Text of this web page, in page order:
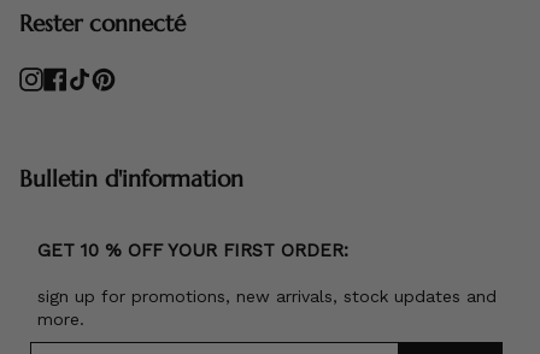
Rester connecté
Instagram
Facebook
TikTokPinterest
Bulletin d'information
GET 10 % OFF YOUR FIRST ORDER:
sign up for promotions, new arrivals, stock updates and
more.